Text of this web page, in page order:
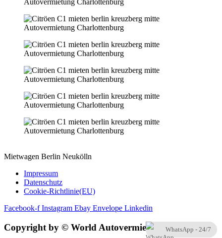
Mietwagen Berlin Neukölln
Impressum
Datenschutz
Cookie-Richtlinie(EU)
Facebook-f Instagram Ebay Envelope Linkedin
Copyright by © World Autovermietung 2022WhatsApp - 24/7